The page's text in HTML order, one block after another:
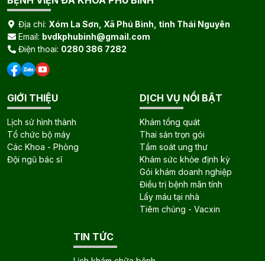
Địa chỉ: Xóm La Sơn, Xã Phú Bình, tỉnh Thái Nguyên
Email: bvdkphubinh@gmail.com
Điện thoai: 0280 386 7282
GIỚI THIỆU
Lịch sử hình thành
Tổ chức bộ máy
Các Khoa - Phòng
Đội ngũ bác sĩ
DỊCH VỤ NỔI BẬT
Khám tổng quát
Thai sản trọn gói
Tầm soát ung thư
Khám sức khỏe định kỳ
Gói khám doanh nghiệp
Điều trị bệnh mãn tính
Lấy máu tại nhà
Tiêm chủng - Vacxin
TIN TỨC